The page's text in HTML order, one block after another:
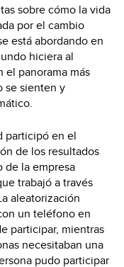
sobre cómo la vida
por el cambio
está abordando en
hiciera al
el panorama más
se sienten y
participó en el
de los resultados
de la empresa
trabajó a través
aleatorización
un teléfono en
participar, mientras
necesitaban una
pudo participar